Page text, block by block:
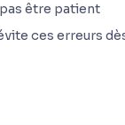
être patient
ces erreurs